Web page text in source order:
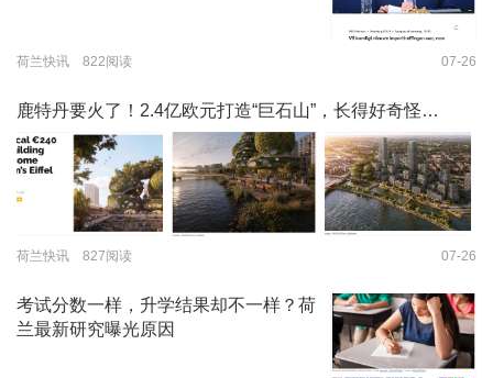
荷兰快讯 822阅读 07-26
鹿特丹要火了！2.4亿欧元打造“巨石山”，长得好奇怪…
荷兰快讯 827阅读 07-26
考试分数一样，升学结果却不一样？荷
兰最新研究曝光原因